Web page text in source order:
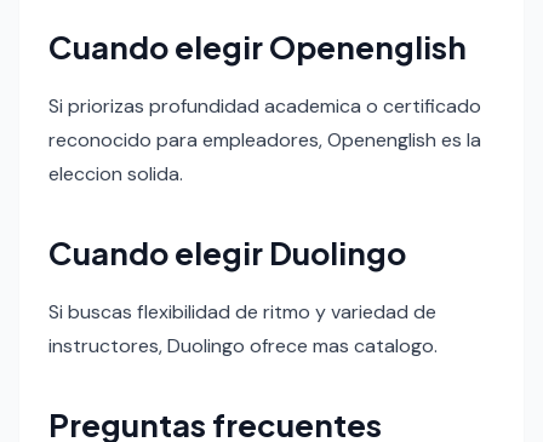
Cuando elegir Openenglish
Si priorizas profundidad academica o certificado
reconocido para empleadores, Openenglish es la
eleccion solida.
Cuando elegir Duolingo
Si buscas flexibilidad de ritmo y variedad de
instructores, Duolingo ofrece mas catalogo.
Preguntas frecuentes